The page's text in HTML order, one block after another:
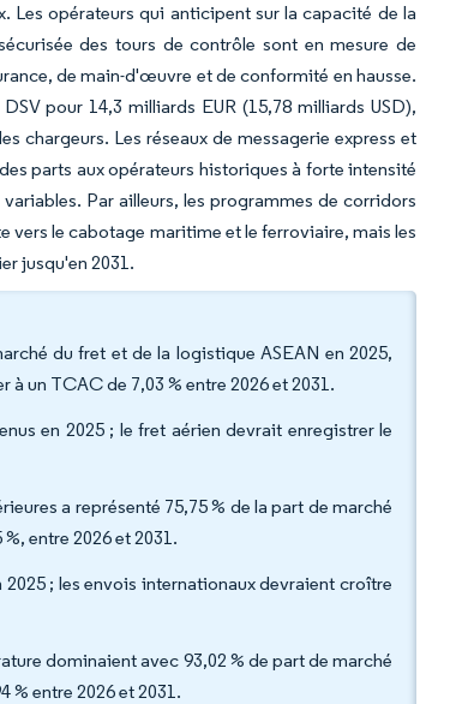
Les opérateurs qui anticipent sur la capacité de la
des tours de contrôle sont en mesure de
de main-d'œuvre et de conformité en hausse.
pour 14,3 milliards EUR (15,78 milliards USD),
chargeurs. Les réseaux de messagerie express et
parts aux opérateurs historiques à forte intensité
Par ailleurs, les programmes de corridors
vers le cabotage maritime et le ferroviaire, mais les
jusqu'en 2031.
du fret et de la logistique ASEAN en 2025,
un TCAC de 7,03 % entre 2026 et 2031.
en 2025 ; le fret aérien devrait enregistrer le
a représenté 75,75 % de la part de marché
entre 2026 et 2031.
; les envois internationaux devraient croître
dominaient avec 93,02 % de part de marché
% entre 2026 et 2031.